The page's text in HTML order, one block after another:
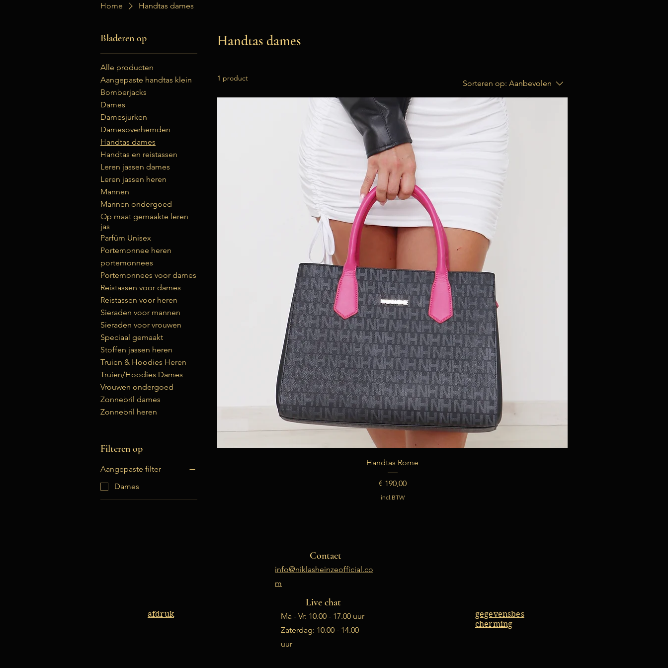
Home Handtas dames
Bladeren op
Alle producten
Aangepaste handtas klein
Bomberjacks
Dames
Damesjurken
Damesoverhemden
Handtas dames
Handtas en reistassen
Leren jassen dames
Leren jassen heren
Mannen
Mannen ondergoed
Op maat gemaakte leren
jas
Parfüm Unisex
Portemonnee heren
portemonnees
Portemonnees voor dames
Reistassen voor dames
Reistassen voor heren
Sieraden voor mannen
Sieraden voor vrouwen
Speciaal gemaakt
Stoffen jassen heren
Truien & Hoodies Heren
Truien/Hoodies Dames
Vrouwen ondergoed
Zonnebril dames
Zonnebril heren
Filteren op
Aangepaste filter
Dames
Handtas dames
1 product
Sorteren op: Aanbevolen
Handtas Rome
Prijs
€ 190,00
incl.BTW
Contact
info@niklasheinzeofficial.co
m
Live chat
afdruk
Ma - Vr: 10.00 - 17.00 uur
​​Zaterdag: 10.00 - 14.00
uur
gegevensbes
cherming